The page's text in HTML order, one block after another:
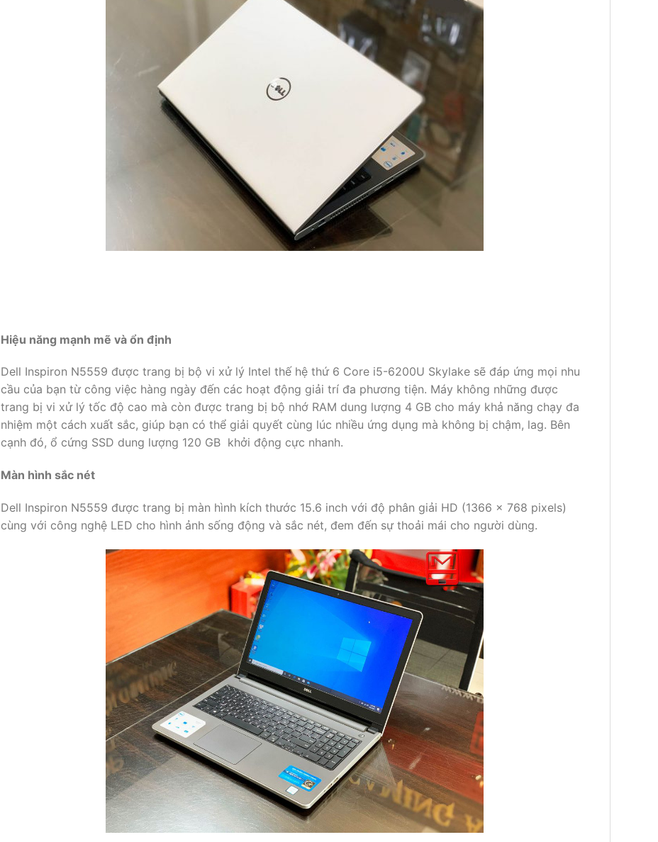
Hiệu năng mạnh mẽ và ổn định
Dell Inspiron N5559 được trang bị bộ vi xử lý Intel thế hệ thứ 6 Core i5-6200U Skylake sẽ đáp ứng mọi nhu
cầu của bạn từ công việc hàng ngày đến các hoạt động giải trí đa phương tiện. Máy không những được
trang bị vi xử lý tốc độ cao mà còn được trang bị bộ nhớ RAM dung lượng 4 GB cho máy khả năng chạy đa
nhiệm một cách xuất sắc, giúp bạn có thể giải quyết cùng lúc nhiều ứng dụng mà không bị chậm, lag. Bên
cạnh đó, ổ cứng SSD dung lượng 120 GB khởi động cực nhanh.
Màn hình sắc nét
Dell Inspiron N5559 được trang bị màn hình kích thước 15.6 inch với độ phân giải HD (1366 x 768 pixels)
cùng với công nghệ LED cho hình ảnh sống động và sắc nét, đem đến sự thoải mái cho người dùng.